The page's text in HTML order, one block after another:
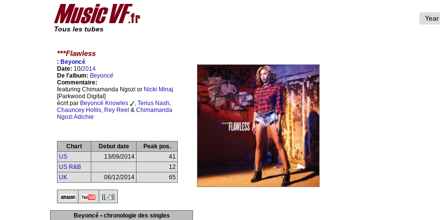
Tous les tubes
***Flawless
: Beyoncé
Date: 10/2014
De l'album: Beyoncé
Commentaire:
featuring Chimamanda Ngozi or Nicki Minaj
[Parkwood Digital]
écrit par Beyoncé Knowles , Terius Nash,
Chauncey Hollis, Rey Reel & Chimamanda
Ngozi Adichie
Chart Debut date
Peak pos.
US
13/09/2014
41
US R&B
12
UK
06/12/2014 65
Beyoncé • chronologie des singles